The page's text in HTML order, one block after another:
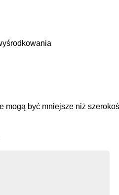
mogą być mniejsze niż